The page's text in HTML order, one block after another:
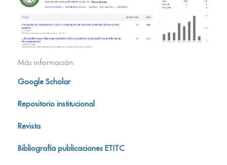
Más información:
Google Scholar
Repositorio institucional
Revista
Bibliografía publicaciones ETITC